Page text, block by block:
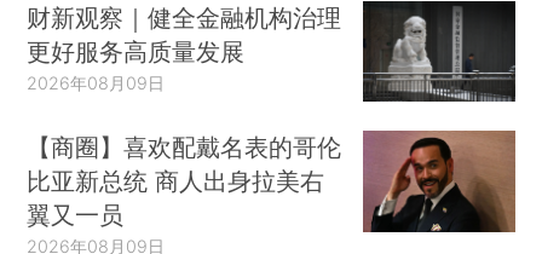
财新观察｜健全金融机构治理
更好服务高质量发展
2026年08月09日
【商圈】喜欢配戴名表的哥伦
比亚新总统 商人出身拉美右
翼又一员
2026年08月09日